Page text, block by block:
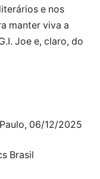
e nos
manter viva a
Joe e, claro, do
06/12/2025
Brasil